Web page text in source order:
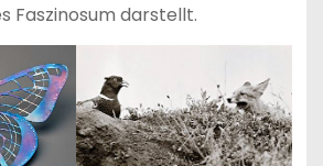
Faszinosum darstellt.